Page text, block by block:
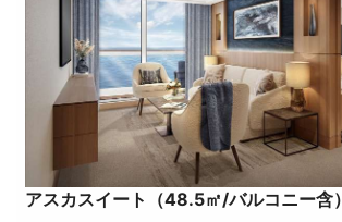
アスカスイート（48.5㎡/バルコニー含）